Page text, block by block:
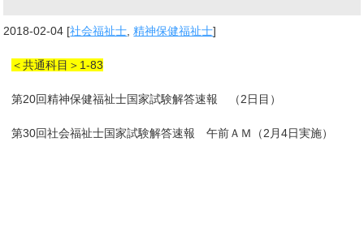
2018-02-04 [社会福祉士,精神保健福祉士]
＜共通科目＞1-83
第20回精神保健福祉士国家試験解答速報 （2日目）
第30回社会福祉士国家試験解答速報 午前ＡＭ（2月4日実施）